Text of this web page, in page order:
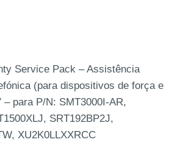
Service Pack – Assistência
(para dispositivos de força e
para P/N: SMT3000I-AR,
SRT192BP2J,
XU2K0LLXXRCC